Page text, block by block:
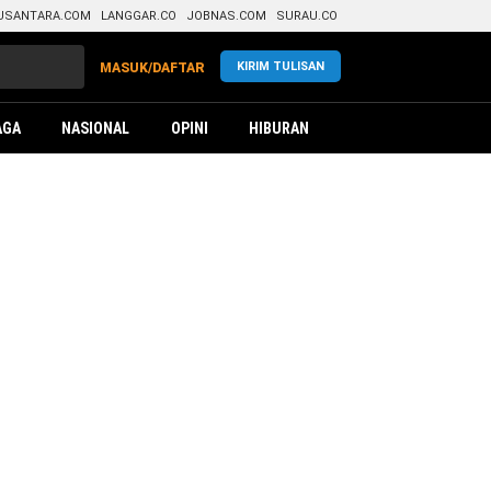
LANGGAR.CO JOBNAS.COM SURAU.CO
KIRIM TULISAN
MASUK/DAFTAR
NASIONAL OPINI HIBURAN